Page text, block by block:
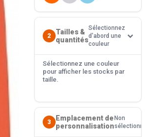
2
Tailles &
quantités
Sélectionnez
d'abord une
couleur
Sélectionnez une couleur
pour afficher les stocks par
taille.
3
Emplacement de
personnalisation
Non
sélectionné